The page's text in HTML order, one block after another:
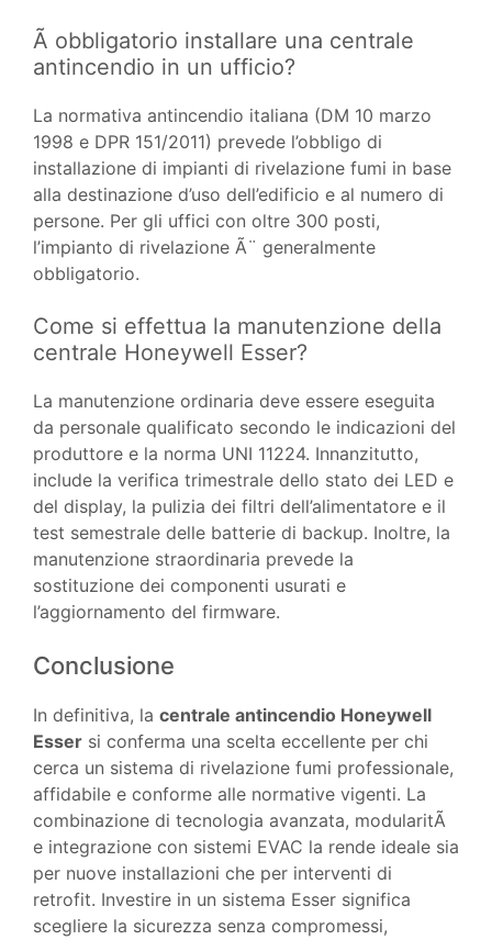
Ã obbligatorio installare una centrale
antincendio in un ufficio?
La normativa antincendio italiana (DM 10 marzo
1998 e DPR 151/2011) prevede l’obbligo di
installazione di impianti di rivelazione fumi in base
alla destinazione d’uso dell’edificio e al numero di
persone. Per gli uffici con oltre 300 posti,
l’impianto di rivelazione Ã¨ generalmente
obbligatorio.
Come si effettua la manutenzione della
centrale Honeywell Esser?
La manutenzione ordinaria deve essere eseguita
da personale qualificato secondo le indicazioni del
produttore e la norma UNI 11224. Innanzitutto,
include la verifica trimestrale dello stato dei LED e
del display, la pulizia dei filtri dell’alimentatore e il
test semestrale delle batterie di backup. Inoltre, la
manutenzione straordinaria prevede la
sostituzione dei componenti usurati e
l’aggiornamento del firmware.
Conclusione
In definitiva, la centrale antincendio Honeywell
Esser si conferma una scelta eccellente per chi
cerca un sistema di rivelazione fumi professionale,
affidabile e conforme alle normative vigenti. La
combinazione di tecnologia avanzata, modularitÃ
e integrazione con sistemi EVAC la rende ideale sia
per nuove installazioni che per interventi di
retrofit. Investire in un sistema Esser significa
scegliere la sicurezza senza compromessi,